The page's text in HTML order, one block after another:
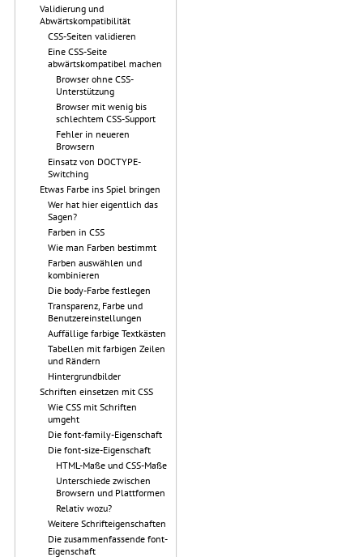
Validierung und
Abwärtskompatibilität
CSS-Seiten validieren
Eine CSS-Seite
abwärtskompatibel machen
Browser ohne CSS-
Unterstützung
Browser mit wenig bis
schlechtem CSS-Support
Fehler in neueren
Browsern
Einsatz von DOCTYPE-
Switching
Etwas Farbe ins Spiel bringen
Wer hat hier eigentlich das
Sagen?
Farben in CSS
Wie man Farben bestimmt
Farben auswählen und
kombinieren
Die body-Farbe festlegen
Transparenz, Farbe und
Benutzereinstellungen
Auffällige farbige Textkästen
Tabellen mit farbigen Zeilen
und Rändern
Hintergrundbilder
Schriften einsetzen mit CSS
Wie CSS mit Schriften
umgeht
Die font-family-Eigenschaft
Die font-size-Eigenschaft
HTML-Maße und CSS-Maße
Unterschiede zwischen
Browsern und Plattformen
Relativ wozu?
Weitere Schrifteigenschaften
Die zusammenfassende font-
Eigenschaft